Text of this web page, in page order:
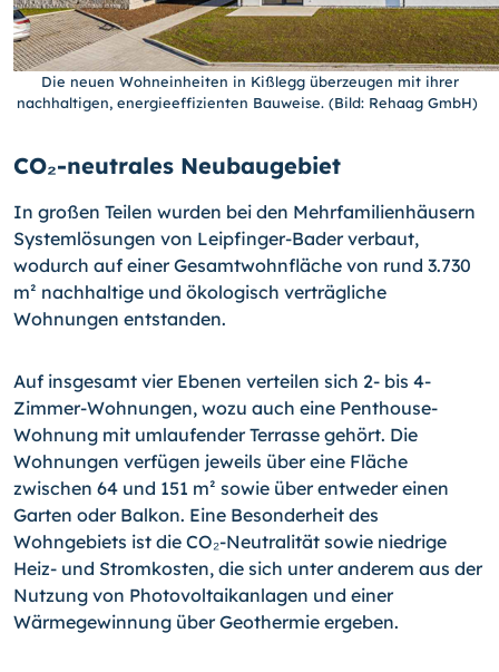
Die neuen Wohneinheiten in Kißlegg überzeugen mit ihrer
nachhaltigen, energieeffizienten Bauweise. (Bild: Rehaag GmbH)
CO₂-neutrales Neubaugebiet
In großen Teilen wurden bei den Mehrfamilienhäusern
Systemlösungen von Leipfinger-Bader verbaut,
wodurch auf einer Gesamtwohnfläche von rund 3.730
m² nachhaltige und ökologisch verträgliche
Wohnungen entstanden.
Auf insgesamt vier Ebenen verteilen sich 2- bis 4-
Zimmer-Wohnungen, wozu auch eine Penthouse-
Wohnung mit umlaufender Terrasse gehört. Die
Wohnungen verfügen jeweils über eine Fläche
zwischen 64 und 151 m² sowie über entweder einen
Garten oder Balkon. Eine Besonderheit des
Wohngebiets ist die CO₂-Neutralität sowie niedrige
Heiz- und Stromkosten, die sich unter anderem aus der
Nutzung von Photovoltaikanlagen und einer
Wärmegewinnung über Geothermie ergeben.